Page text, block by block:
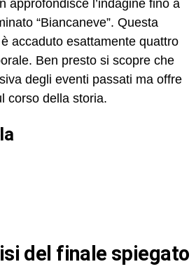
approfondisce l’indagine fino a
“Biancaneve”. Questa
accaduto esattamente quattro
Ben presto si scopre che
degli eventi passati ma offre
corso della storia.
del finale spiegato